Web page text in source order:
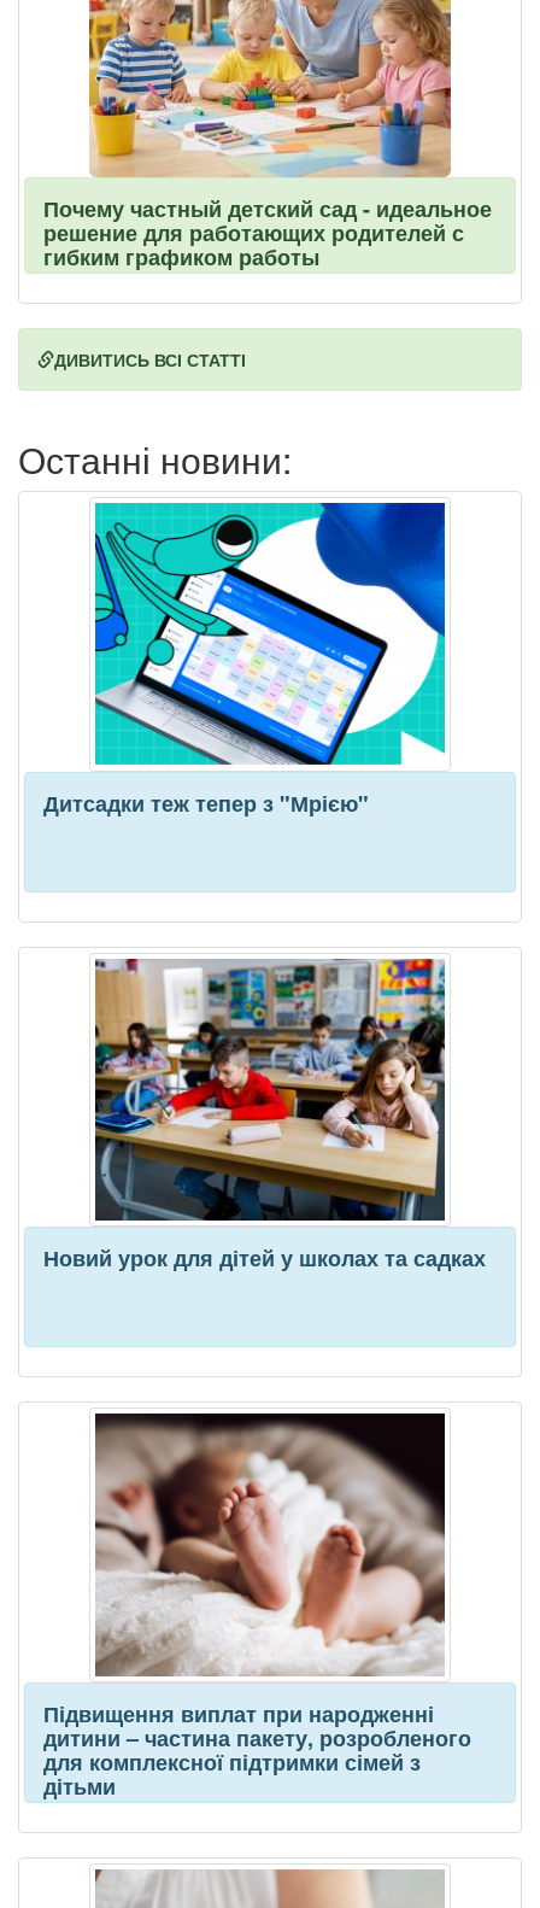
Почему частный детский сад - идеальное
решение для работающих родителей с
гибким графиком работы
ДИВИТИСЬ ВСІ СТАТТІ
Останні новини:
Дитсадки теж тепер з "Мрією"
Новий урок для дітей у школах та садках
Підвищення виплат при народженні
дитини – частина пакету, розробленого
для комплексної підтримки сімей з
дітьми